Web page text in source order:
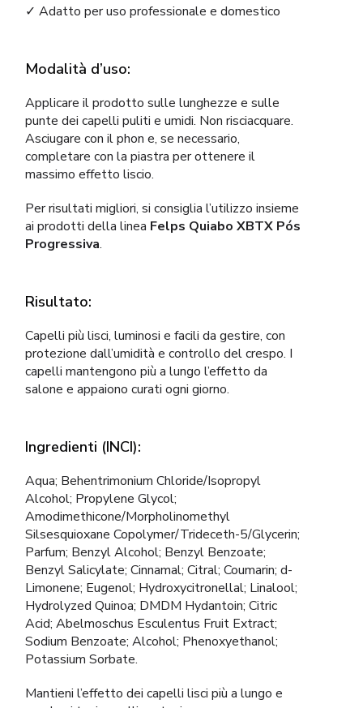
✓ Adatto per uso professionale e domestico
Modalità d’uso:
Applicare il prodotto sulle lunghezze e sulle
punte dei capelli puliti e umidi. Non risciacquare.
Asciugare con il phon e, se necessario,
completare con la piastra per ottenere il
massimo effetto liscio.
Per risultati migliori, si consiglia l’utilizzo insieme
ai prodotti della linea Felps Quiabo XBTX Pós
Progressiva.
Risultato:
Capelli più lisci, luminosi e facili da gestire, con
protezione dall’umidità e controllo del crespo. I
capelli mantengono più a lungo l’effetto da
salone e appaiono curati ogni giorno.
Ingredienti (INCI):
Aqua; Behentrimonium Chloride/Isopropyl
Alcohol; Propylene Glycol;
Amodimethicone/Morpholinomethyl
Silsesquioxane Copolymer/Trideceth-5/Glycerin;
Parfum; Benzyl Alcohol; Benzyl Benzoate;
Benzyl Salicylate; Cinnamal; Citral; Coumarin; d-
Limonene; Eugenol; Hydroxycitronellal; Linalool;
Hydrolyzed Quinoa; DMDM Hydantoin; Citric
Acid; Abelmoschus Esculentus Fruit Extract;
Sodium Benzoate; Alcohol; Phenoxyethanol;
Potassium Sorbate.
Mantieni l’effetto dei capelli lisci più a lungo e